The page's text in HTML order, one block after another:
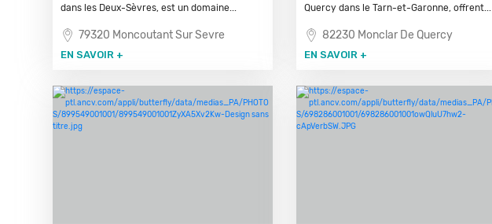
dans les Deux-Sèvres, est un domaine...
79320 Moncoutant Sur Sevre
EN SAVOIR +
Quercy dans le Tarn-et-Garonne, offrent...
82230 Monclar De Quercy
EN SAVOIR +